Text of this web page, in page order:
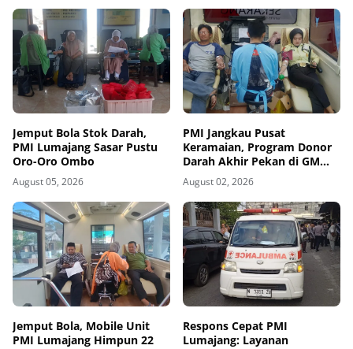
Jemput Bola Stok Darah,
PMI Lumajang Sasar Pustu
Oro-Oro Ombo
August 05, 2026
PMI Jangkau Pusat
Keramaian, Program Donor
Darah Akhir Pekan di GM
Plaza Lumajang Disambut
Antusias
August 02, 2026
Jemput Bola, Mobile Unit
PMI Lumajang Himpun 22
Respons Cepat PMI
Lumajang: Layanan